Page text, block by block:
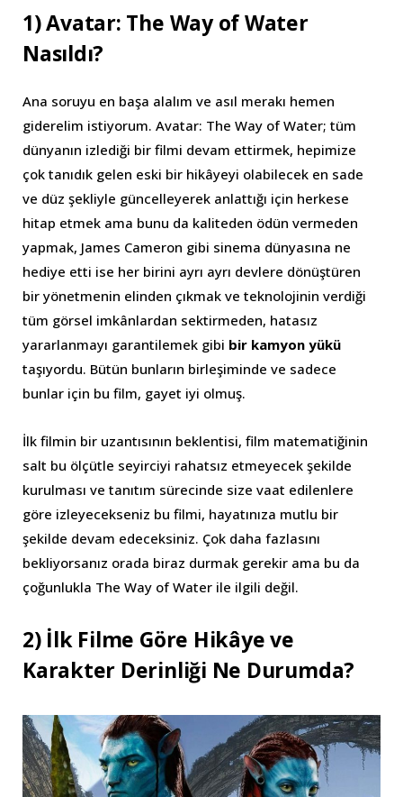
1) Avatar: The Way of Water
Nasıldı?
Ana soruyu en başa alalım ve asıl merakı hemen
giderelim istiyorum. Avatar: The Way of Water; tüm
dünyanın izlediği bir filmi devam ettirmek, hepimize
çok tanıdık gelen eski bir hikâyeyi olabilecek en sade
ve düz şekliyle güncelleyerek anlattığı için herkese
hitap etmek ama bunu da kaliteden ödün vermeden
yapmak, James Cameron gibi sinema dünyasına ne
hediye etti ise her birini ayrı ayrı devlere dönüştüren
bir yönetmenin elinden çıkmak ve teknolojinin verdiği
tüm görsel imkânlardan sektirmeden, hatasız
yararlanmayı garantilemek gibi bir kamyon yükü
taşıyordu. Bütün bunların birleşiminde ve sadece
bunlar için bu film, gayet iyi olmuş.
İlk filmin bir uzantısının beklentisi, film matematiğinin
salt bu ölçütle seyirciyi rahatsız etmeyecek şekilde
kurulması ve tanıtım sürecinde size vaat edilenlere
göre izleyecekseniz bu filmi, hayatınıza mutlu bir
şekilde devam edeceksiniz. Çok daha fazlasını
bekliyorsanız orada biraz durmak gerekir ama bu da
çoğunlukla The Way of Water ile ilgili değil.
2) İlk Filme Göre Hikâye ve
Karakter Derinliği Ne Durumda?